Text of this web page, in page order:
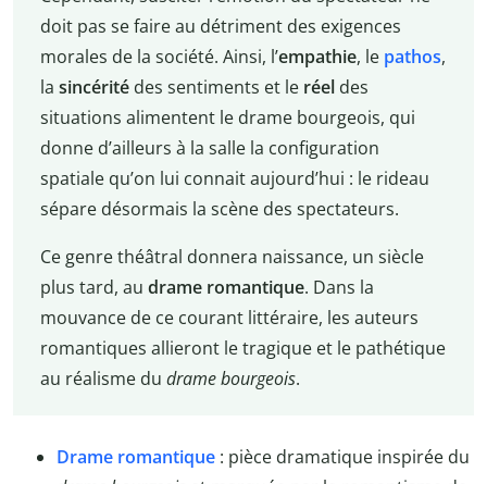
doit pas se faire au détriment des exigences
morales de la société. Ainsi, l’empathie, le pathos,
la sincéritédes sentiments et le réeldes
situations alimentent le drame bourgeois, qui
donne d’ailleurs à la salle la configuration
spatiale qu’on lui connait aujourd’hui : le rideau
sépare désormais la scène des spectateurs.
Ce genre théâtral donnera naissance, un siècle
plus tard, au drame romantique. Dans la
mouvance de ce courant littéraire, les auteurs
romantiques allieront le tragique et le pathétique
au réalisme du drame bourgeois.
Drame romantique : pièce dramatique inspirée du